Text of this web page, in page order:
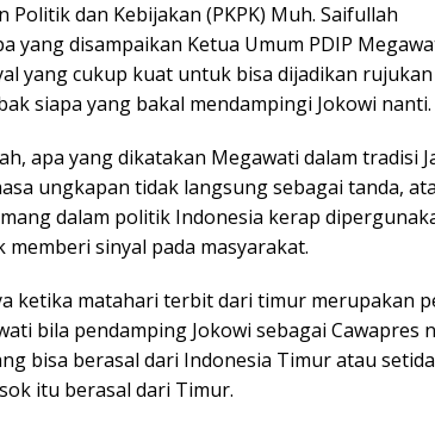
Politik dan Kebijakan (PKPK) Muh. Saifullah
yang disampaikan Ketua Umum PDIP
yang cukup kuat untuk bisa dijadikan rujukan
siapa yang bakal mendampingi Jokowi nanti.
apa yang dikatakan Megawati dalam tradisi
ungkapan tidak langsung sebagai tanda,
dalam politik Indonesia kerap
sinyal pada masyarakat.
ketika matahari terbit dari timur merupakan
bila pendamping Jokowi sebagai Cawapres
bisa berasal dari Indonesia Timur atau
itu berasal dari Timur.